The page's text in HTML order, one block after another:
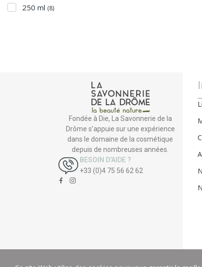
250 ml (8)
Fondée à Die, La Savonnerie de la
Drôme s’appuie sur une expérience
dans le domaine de la cosmétique
depuis de nombreuses années.
BESOIN D'AIDE ?
+33 (0)4 75 56 62 62
© 2024 La Savonnerie de la Drôme - Tous droits